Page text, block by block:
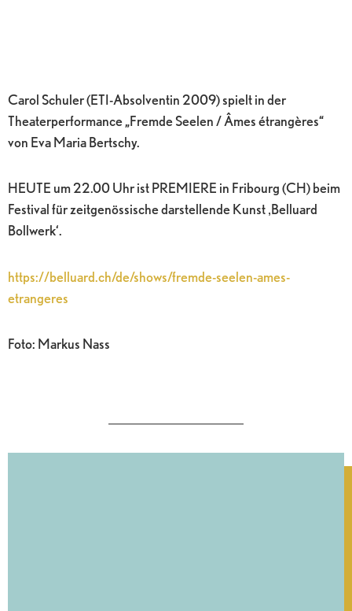
Carol Schuler (ETI-Absolventin 2009) spielt in der
Theaterperformance „Fremde Seelen / Âmes étrangères“
von Eva Maria Bertschy.
HEUTE um 22.00 Uhr ist PREMIERE in Fribourg (CH) beim
Festival für zeitgenössische darstellende Kunst ‚Belluard
Bollwerk‘.
https://belluard.ch/de/shows/fremde-seelen-ames-
etrangeres
Foto: Markus Nass